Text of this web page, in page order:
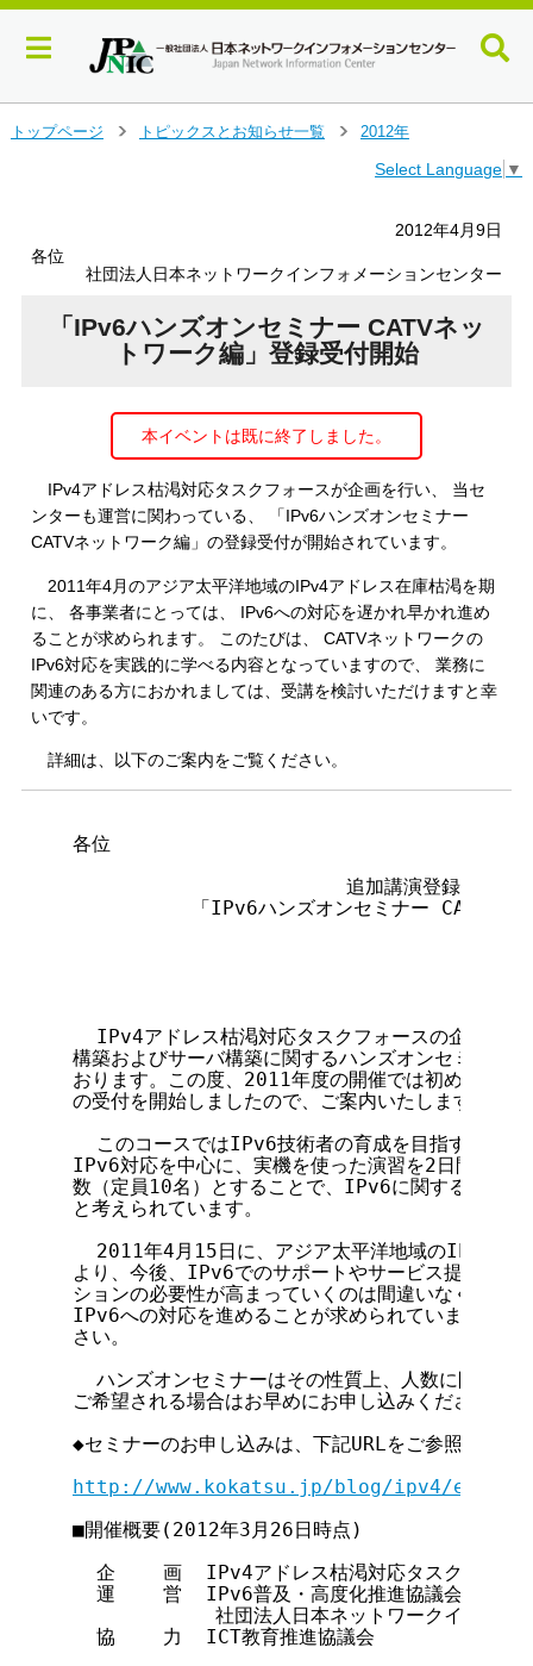
トップページ
トピックスとお知らせ一覧
2012年
Select Language ▼
2012年4月9日
各位
社団法人日本ネットワークインフォメーションセンター
「IPv6ハンズオンセミナー CATVネッ
トワーク編」登録受付開始
本イベントは既に終了しました。
IPv4アドレス枯渇対応タスクフォースが企画を行い、 当セ
ンターも運営に関わっている、 「IPv6ハンズオンセミナー
CATVネットワーク編」の登録受付が開始されています。
2011年4月のアジア太平洋地域のIPv4アドレス在庫枯渇を期
に、 各事業者にとっては、 IPv6への対応を遅かれ早かれ進め
ることが求められます。 このたびは、 CATVネットワークの
IPv6対応を実践的に学べる内容となっていますので、 業務に
関連のある方におかれましては、受講を検討いただけますと幸
いです。
詳細は、以下のご案内をご覧ください。
各位
追加講演登録受付開
「IPv6ハンズオンセミナー CATV編」
IPv4アドレス枯渇対応タスクフォースの企画の
構築およびサーバ構築に関するハンズオンセミナー
おります。この度、2011年度の開催では初めてとな
の受付を開始しましたので、ご案内いたします。
このコースではIPv6技術者の育成を目指すこと
IPv6対応を中心に、実機を使った演習を2日間続け
数（定員10名）とすることで、IPv6に関する理解度
と考えられています。
2011年4月15日に、アジア太平洋地域のIPv4アド
より、今後、IPv6でのサポートやサービス提供、
ションの必要性が高まっていくのは間違いなく、各
IPv6への対応を進めることが求められています。こ
さい。
ハンズオンセミナーはその性質上、人数に限りが
ご希望される場合はお早めにお申し込みください。
◆セミナーのお申し込みは、下記URLをご参照くださ
http://www.kokatsu.jp/blog/ipv4/event/
■開催概要(2012年3月26日時点)
企    画  IPv4アドレス枯渇対応タスクフォー
  運    営  IPv6普及・高度化推進協議会
社団法人日本ネットワークインフォ
  協    力  ICT教育推進協議会